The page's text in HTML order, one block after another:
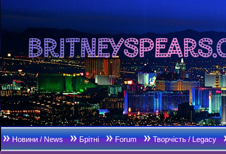
Новини / News Брітні Forum Творчість / Legacy